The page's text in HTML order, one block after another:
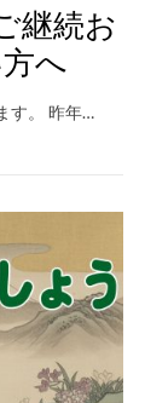
継続お
へ
す。 昨年…